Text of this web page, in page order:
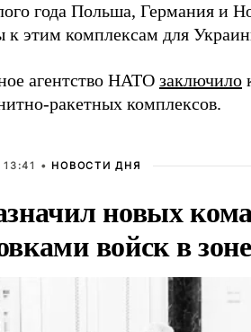
года Польша, Германия и
к этим комплексам для
агентство НАТО заключило
ракетных комплексов.
• НОВОСТИ ДНЯ
новых
войск в